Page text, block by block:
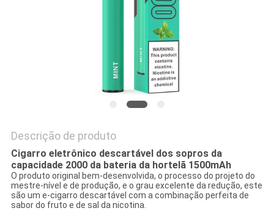
Descrição de produto
Cigarro eletrônico descartável dos sopros da
capacidade 2000 da bateria da hortelã 1500mAh
O produto original bem-desenvolvida, o processo do projeto do
mestre-nível e de produção, e o grau excelente da redução, este
são um e-cigarro descartável com a combinação perfeita de
sabor do fruto e de sal da nicotina.